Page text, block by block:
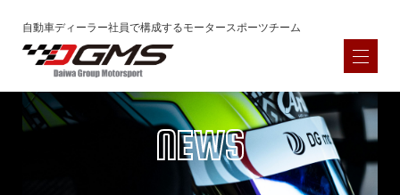
自動車ディーラー社員で構成するモータースポーツチーム
NEWS